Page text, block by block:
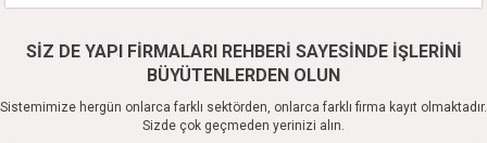
SİZ DE YAPI FİRMALARI REHBERİ SAYESİNDE İŞLERİNİ
BÜYÜTENLERDEN OLUN
Sistemimize hergün onlarca farklı sektörden, onlarca farklı firma kayıt olmaktadır.
Sizde çok geçmeden yerinizi alın.